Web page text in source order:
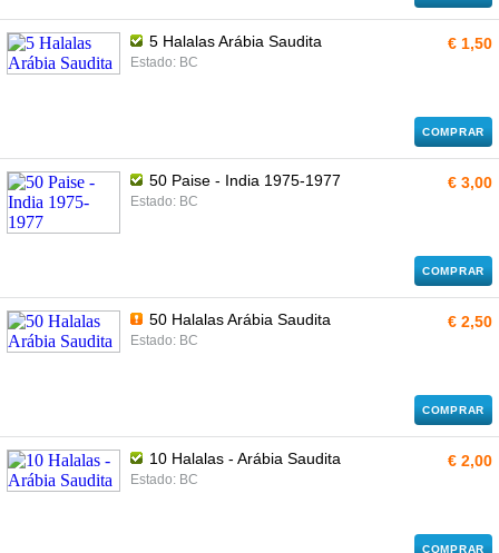
5 Halalas Arábia Saudita
Estado: BC
€ 1,50
COMPRAR
50 Paise - India 1975-1977
Estado: BC
€ 3,00
COMPRAR
50 Halalas Arábia Saudita
Estado: BC
€ 2,50
COMPRAR
10 Halalas - Arábia Saudita
Estado: BC
€ 2,00
COMPRAR